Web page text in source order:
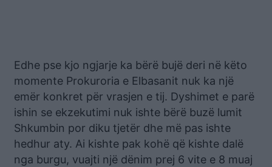
Edhe pse kjo ngjarje ka bërë bujë deri në këto
momente Prokuroria e Elbasanit nuk ka një
emër konkret për vrasjen e tij. Dyshimet e parë
ishin se ekzekutimi nuk ishte bërë buzë lumit
Shkumbin por diku tjetër dhe më pas ishte
hedhur aty. Ai kishte pak kohë që kishte dalë
nga burgu, vuajti një dënim prej 6 vite e 8 muaj